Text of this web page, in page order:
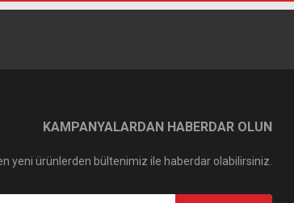
KAMPANYALARDAN HABERDAR OLUN
yeni ürünlerden bültenimiz ile haberdar olabilirsiniz.